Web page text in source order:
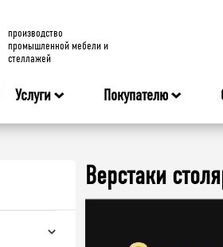
производство
промышленной мебели и
стеллажей
Услуги Покупателю
Верстаки